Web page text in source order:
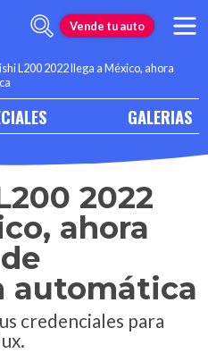
Vende tu auto
L200 2022 llega a México, ahora
GALERIAS
2022
ahora
automática
credenciales para